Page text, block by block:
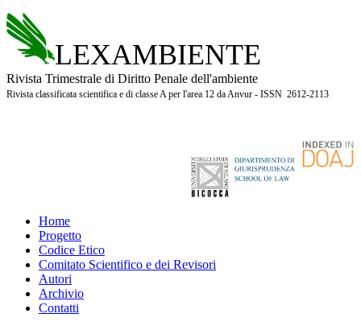
LEXAMBIENTE
Rivista Trimestrale di Diritto Penale dell'ambiente
Rivista classificata scientifica e di classe A per l'area 12 da Anvur - ISSN 2612-2113
Home
Progetto
Codice Etico
Comitato Scientifico e dei Revisori
Autori
Archivio
Contatti